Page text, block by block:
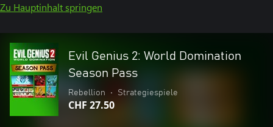
Zu Hauptinhalt springen
Evil Genius 2: World Domination
Season Pass
Rebellion • Strategiespiele
CHF 27.50